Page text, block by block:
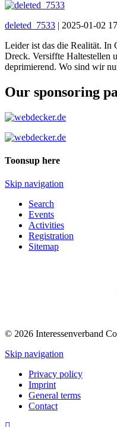
deleted_7533 | 2025-01-02
Leider ist das die Realität.
Dreck. Versiffte Haltestellen
deprimierend. Wo sind wir
Our sponsoring
Toonsup here
Skip navigation
Search
Events
Activities
Registration
Sitemap
© 2026 Interessenverband
Skip navigation
Privacy policy
Imprint
General terms
Contact